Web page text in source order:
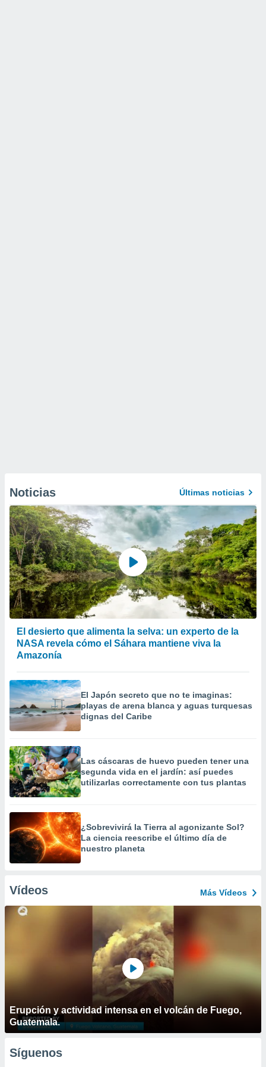
Noticias Últimas noticias
El desierto que alimenta la selva: un experto de la
NASA revela cómo el Sáhara mantiene viva la
Amazonía
El Japón secreto que no te imaginas:
playas de arena blanca y aguas turquesas
dignas del Caribe
Las cáscaras de huevo pueden tener una
segunda vida en el jardín: así puedes
utilizarlas correctamente con tus plantas
¿Sobrevivirá la Tierra al agonizante Sol?
La ciencia reescribe el último día de
nuestro planeta
Vídeos Más Vídeos
Erupción y actividad intensa en el volcán de Fuego,
Guatemala.
Síguenos